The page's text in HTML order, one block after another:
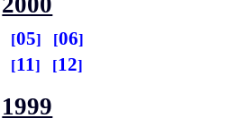
05
06
11 12
1999